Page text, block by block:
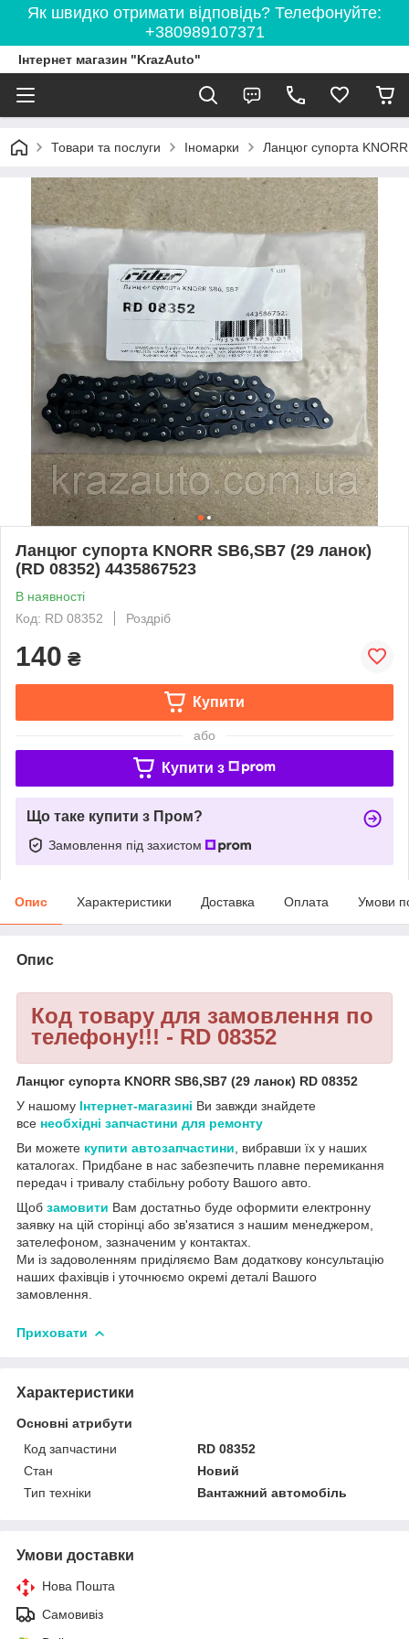
Як швидко отримати відповідь? Телефонуйте:
+380989107371
Інтернет магазин "KrazAuto"
Товари та послуги Іномарки Ланцюг супорта
Ланцюг супорта KNORR SB6,SB7 (29 ланок)
(RD 08352) 4435867523
В наявності
Код: RD 08352
Роздріб
140 ₴
Купити
або
Купити з
Що таке купити з Пром?
Замовлення під захистом
Опис Характеристики Доставка Оплата Умови
Опис
Код товару для замовлення по
телефону!!! - RD 08352
Ланцюг супорта KNORR SB6,SB7 (29 ланок) RD 08352
У нашому Інтернет-магазині Ви завжди знайдете
все необхідні запчастини для ремонту
Ви можете купити автозапчастини , вибравши їх у наших
каталогах. Придбане в нас забезпечить плавне перемикання
передач і тривалу стабільну роботу Вашого авто.
Щоб замовити Вам достатньо буде оформити електронну
заявку на цій сторінці або зв'язатися з нашим менеджером,
зателефоном, зазначеним у контактах.
Ми із задоволенням приділяємо Вам додаткову консультацію
наших фахівців і уточнюємо окремі деталі Вашого
замовлення.
Приховати
Характеристики
Основні атрибути
Код запчастини
RD 08352
Стан
Новий
Тип техніки
Вантажний автомобіль
Умови доставки
Нова Пошта
Самовивіз